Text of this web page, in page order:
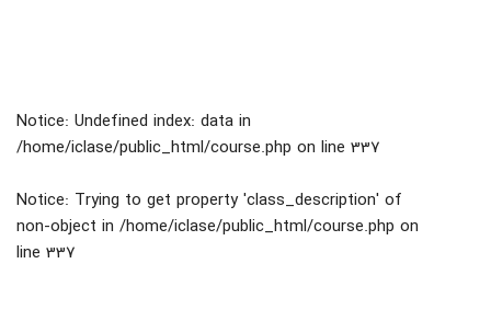
Notice: Undefined index: data in
/home/iclase/public_html/course.php on line 337
Notice: Trying to get property 'class_description' of
non-object in /home/iclase/public_html/course.php on
line 337